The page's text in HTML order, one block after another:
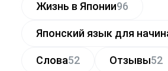
Жизнь в Японии96
Японский язык для
Слова52 Отзывы52